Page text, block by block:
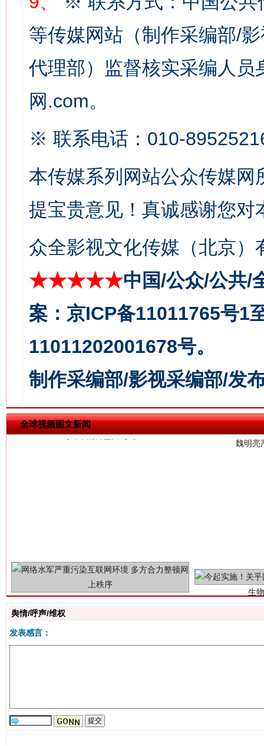
等传媒网站（制作采编部/
代理部）监督核实采编人员
网.com。
※ 联系电话：010-
本传媒系列网站公众传媒
提宝贵意见！真诚感谢您
众全影视文化传媒（北京）
★★★★★中国/公众/公共/
案：京ICP备11011765号1
11011202001678号。
制作采编部/影视采编部/发
全球视频图文新闻
这是一记警钟！ 谢
在谋一域中谋全局
今
习近平的博鳌关键词
舆情/呼声/维权
发表感言：